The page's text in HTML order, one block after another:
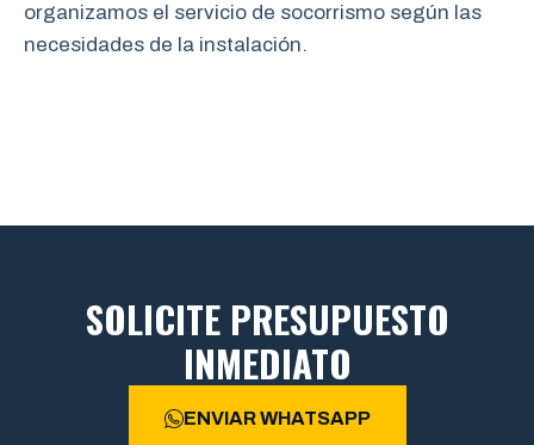
organizamos el servicio de socorrismo según las
necesidades de la instalación.
SOLICITE PRESUPUESTO
INMEDIATO
ENVIAR WHATSAPP